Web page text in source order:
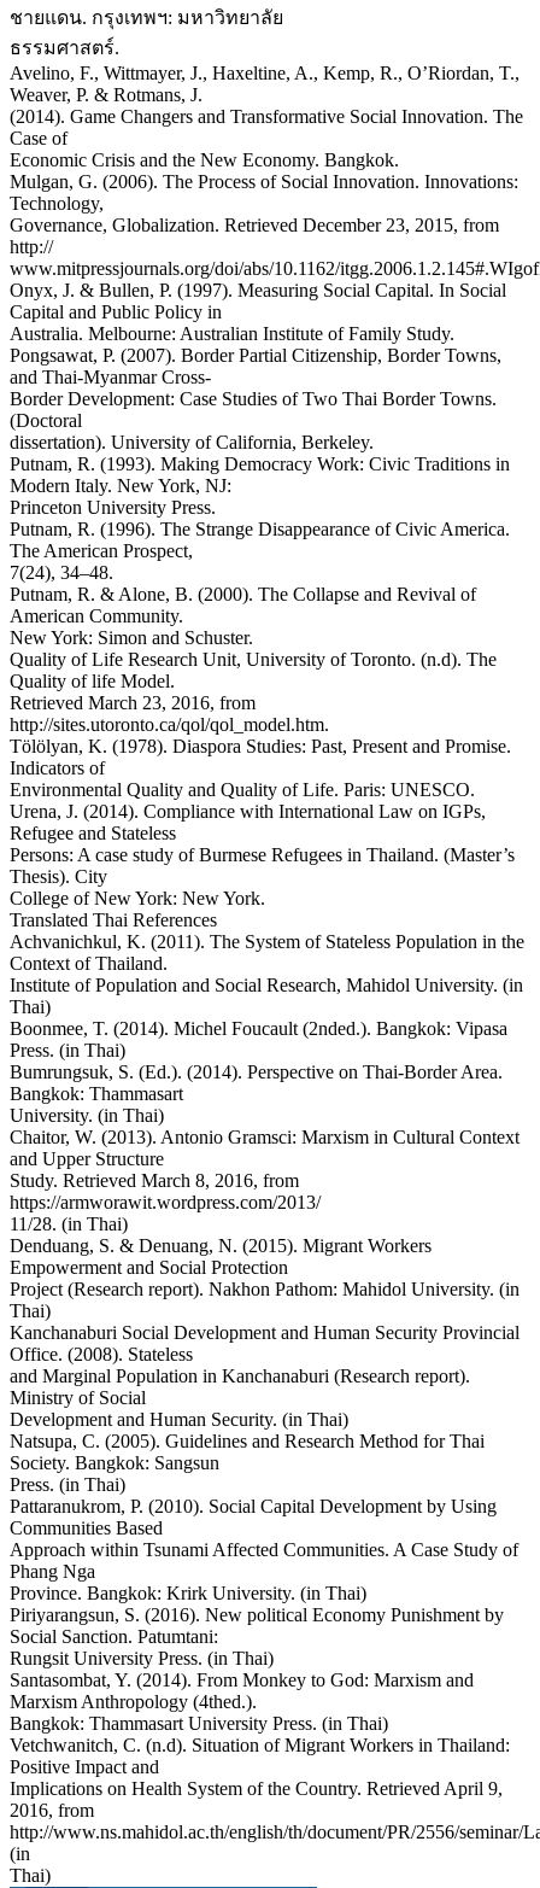
ชายแดน. กรุงเทพฯ: มหาวิทยาลัย
ธรรมศาสตร์.
Avelino, F., Wittmayer, J., Haxeltine, A., Kemp, R., O’Riordan, T.,
Weaver, P. & Rotmans, J.
(2014). Game Changers and Transformative Social Innovation. The
Case of
Economic Crisis and the New Economy. Bangkok.
Mulgan, G. (2006). The Process of Social Innovation. Innovations:
Technology,
Governance, Globalization. Retrieved December 23, 2015, from
http://
www.mitpressjournals.org/doi/abs/10.1162/
Onyx, J. & Bullen, P. (1997). Measuring Social Capital. In Social
Capital and Public Policy in
Australia. Melbourne: Australian Institute of Family Study.
Pongsawat, P. (2007). Border Partial Citizenship, Border Towns,
and Thai-Myanmar Cross-
Border Development: Case Studies of Two Thai Border Towns.
(Doctoral
dissertation). University of California, Berkeley.
Putnam, R. (1993). Making Democracy Work: Civic Traditions in
Modern Italy. New York, NJ:
Princeton University Press.
Putnam, R. (1996). The Strange Disappearance of Civic America.
The American Prospect,
7(24), 34–48.
Putnam, R. & Alone, B. (2000). The Collapse and Revival of
American Community.
New York: Simon and Schuster.
Quality of Life Research Unit, University of Toronto. (n.d). The
Quality of life Model.
Retrieved March 23, 2016, from
http://sites.utoronto.ca/qol/qol_model.htm.
Tölölyan, K. (1978). Diaspora Studies: Past, Present and Promise.
Indicators of
Environmental Quality and Quality of Life. Paris: UNESCO.
Urena, J. (2014). Compliance with International Law on IGPs,
Refugee and Stateless
Persons: A case study of Burmese Refugees in Thailand. (Master’s
Thesis). City
College of New York: New York.
Translated Thai References
Achvanichkul, K. (2011). The System of Stateless Population in the
Context of Thailand.
Institute of Population and Social Research, Mahidol University. (in
Thai)
Boonmee, T. (2014). Michel Foucault (2nded.). Bangkok: Vipasa
Press. (in Thai)
Bumrungsuk, S. (Ed.). (2014). Perspective on Thai-Border Area.
Bangkok: Thammasart
University. (in Thai)
Chaitor, W. (2013). Antonio Gramsci: Marxism in Cultural Context
and Upper Structure
Study. Retrieved March 8, 2016, from
https://armworawit.wordpress.com/2013/
11/28. (in Thai)
Denduang, S. & Denuang, N. (2015). Migrant Workers
Empowerment and Social Protection
Project (Research report). Nakhon Pathom: Mahidol University. (in
Thai)
Kanchanaburi Social Development and Human Security Provincial
Office. (2008). Stateless
and Marginal Population in Kanchanaburi (Research report).
Ministry of Social
Development and Human Security. (in Thai)
Natsupa, C. (2005). Guidelines and Research Method for Thai
Society. Bangkok: Sangsun
Press. (in Thai)
Pattaranukrom, P. (2010). Social Capital Development by Using
Communities Based
Approach within Tsunami Affected Communities. A Case Study of
Phang Nga
Province. Bangkok: Krirk University. (in Thai)
Piriyarangsun, S. (2016). New political Economy Punishment by
Social Sanction. Patumtani:
Rungsit University Press. (in Thai)
Santasombat, Y. (2014). From Monkey to God: Marxism and
Marxism Anthropology (4thed.).
Bangkok: Thammasart University Press. (in Thai)
Vetchwanitch, C. (n.d). Situation of Migrant Workers in Thailand:
Positive Impact and
Implications on Health System of the Country. Retrieved April 9,
2016, from
http://www.ns.mahidol.ac.th/english/th/document/PR/2556/seminar/
(in
Thai)